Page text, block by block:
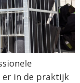
er in de praktijk